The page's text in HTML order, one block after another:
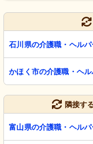
石川県の介護職・ヘルパ
かほく市の介護職・ヘル
隣接す
富山県の介護職・ヘルパ